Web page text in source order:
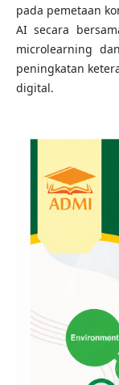
pada pemetaan
AI secara
microlearning
peningkatan
digital.